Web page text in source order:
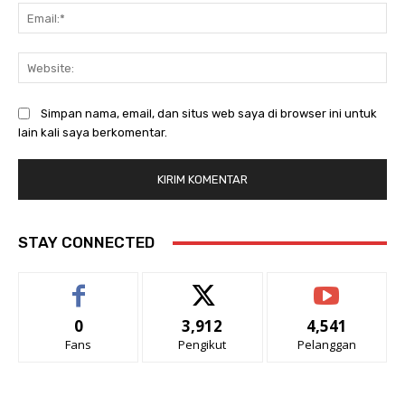
Simpan nama, email, dan situs web saya di browser ini untuk
lain kali saya berkomentar.
STAY CONNECTED
0
Fans
3,912
Pengikut
4,541
Pelanggan